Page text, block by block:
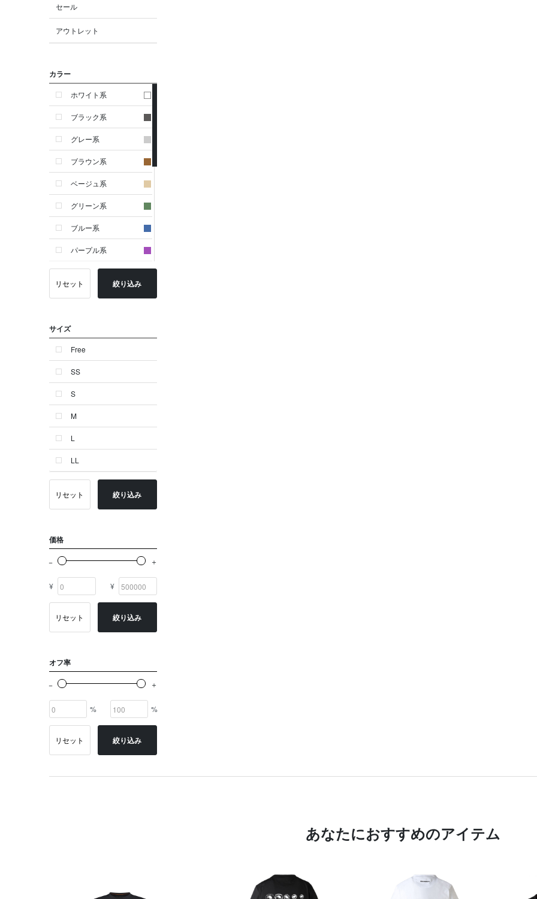
セール
アウトレット
カラー
ホワイト系
ブラック系
グレー系
ブラウン系
ベージュ系
グリーン系
ブルー系
パープル系
イエロー系
オレンジ系
シルバー系
ゴールド系
その他
イニシャル
OTHERS
リセット 絞り込み
サイズ
Free
SS
S
M
L
LL
リセット 絞り込み
価格
¥ ¥
リセット 絞り込み
オフ率
% %
リセット 絞り込み
あなたにおすすめのアイテム